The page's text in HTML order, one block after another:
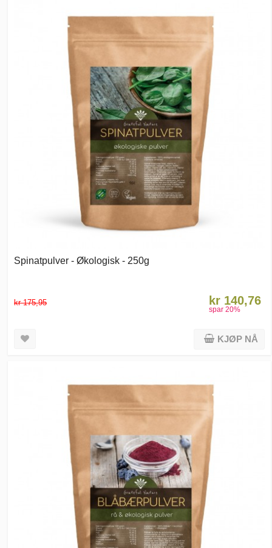
Spinatpulver - Økologisk - 250g
kr 175,95 kr 140,76
spar 20%
KJØP NÅ